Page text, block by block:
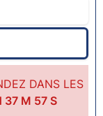
DANS LES
37M 55 S